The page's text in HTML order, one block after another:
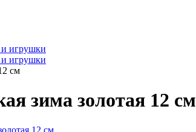
игрушки
игрушки
см
зима золотая 12 см